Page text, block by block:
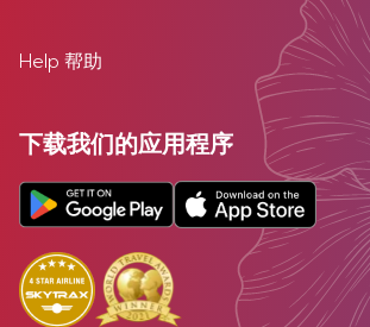
Help 帮助
下载我们的应用程序